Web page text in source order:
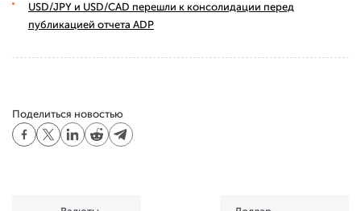
USD/JPY и USD/CAD перешли к консолидации перед
публикацией отчета ADP
Поделиться новостью